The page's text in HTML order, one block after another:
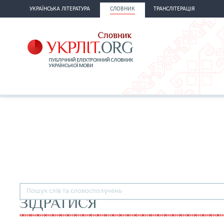
УКРАЇНСЬКА ЛІТЕРАТУРА СЛОВНИК ТРАНСЛІТЕРАЦІЯ
ЗІДРАТИСЯ